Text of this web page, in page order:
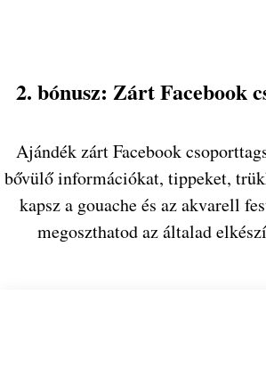
2. bónusz: Zárt Facebook
Ajándék zárt Facebook
bővülő információkat, tippeket,
kapsz a gouache és az akvarell
megoszthatod az általad